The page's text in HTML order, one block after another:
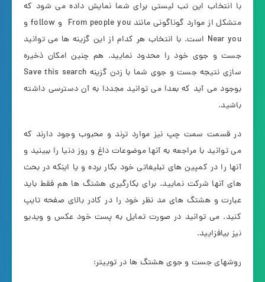
با انتخاب این تب لیستی برای شما نمایش داده می شود که
متشکل از موارد گوناگونی مانند From people you و follow و
Near you است. با انتخاب هر کدام از این گزینه ها می توانید
جست و جوی خود را محدود نمایید. هم چنین امکان ذخیره
سازی نتیجه جست و جوی شما با زدن گزینه Save this search
بوجود می آید که بعدا می توانید مجددا به آن دسترسی داشته
باشید.
در قسمت سمت چپ نیز موارد ترند و محبوب وجود دارند که
می توانید با مراجعه به آنها موضوعات داغ و روز دنیا را ببینید و
آنها را در کمپین های تبلیغاتی خود بکار برده و یا اینکه در بحث
های آنها شرکت نمایید. برای بکارگیری هشتگ ها هم فقط باید
عبارت و هشتگ های مد نظر خود را در کادر بالای صفحه تایپ
کنید. می توانید در صورت تمایل به پست خود عکس و ویدیو
نیز بیافزایید.
روشهای جست و جوی هشتگ ها در توییتر: